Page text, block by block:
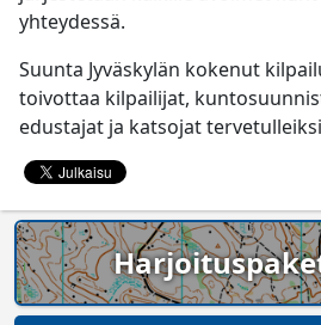
yhteydessä.
Suunta Jyväskylän kokenut
toivottaa kilpailijat,
edustajat ja katsojat